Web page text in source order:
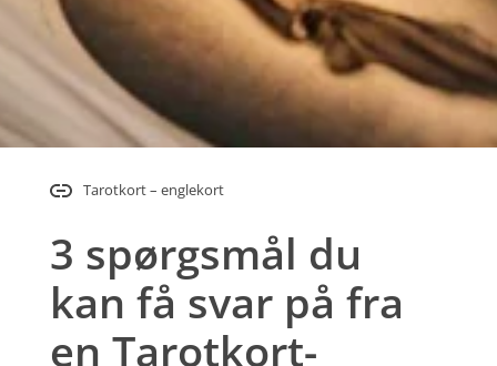
Tarotkort – englekort
3 spørgsmål du
kan få svar på fra
en Tarotkort-